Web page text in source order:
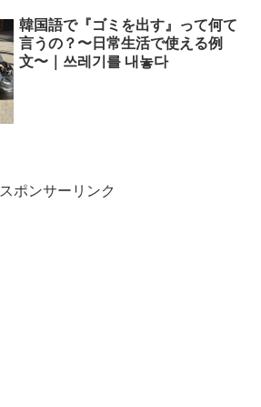
韓国語で『ゴミを出す』って何て
言うの？〜日常生活で使える例
文〜｜ 쓰레기를 내놓다
スポンサーリンク